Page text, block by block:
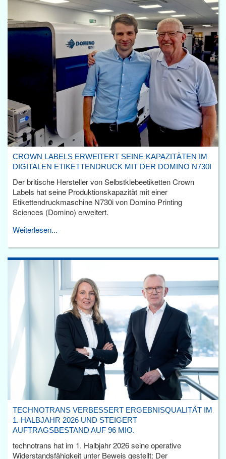
CROWN LABELS ERWEITERT SEINE KAPAZITÄTEN IM
DIGITALEN ETIKETTENDRUCK MIT DER DOMINO N730I
Der britische Hersteller von Selbstklebeetiketten Crown
Labels hat seine Produktionskapazität mit einer
Etikettendruckmaschine N730i von Domino Printing
Sciences (Domino) erweitert.
Weiterlesen...
TECHNOTRANS VERBESSERT ERGEBNISQUALITÄT IM
1. HALBJAHR 2026 UND STEIGERT
AUFTRAGSBESTAND AUF 96 MIO.
technotrans hat im 1. Halbjahr 2026 seine operative
Widerstandsfähigkeit unter Beweis gestellt: Der